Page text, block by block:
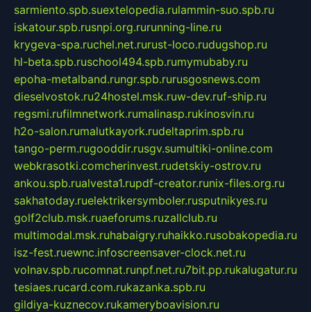
sarmiento.spb.suextelopedia.rulammin-suo.spb.ru
iskatour.spb.rusnpi.org.rurunning-line.ru
krygeva-spa.ruchel.net.rurust-loco.rudugshop.ru
hl-beta.spb.ruschool494.spb.rumymubaby.ru
epoha-metalband.rungr.spb.rurusgosnews.com
dieselvostok.ru24hostel.msk.ruw-dev.ruf-ship.ru
regsmi.rufilmnetwork.rumalinasp.rukinosvin.ru
h2o-salon.rumalutkayork.rudeltaprim.spb.ru
tango-perm.rugooddir.rusgv.sumultiki-online.com
webkrasotki.comcherinvest.rudetskiy-ostrov.ru
ankou.spb.rualvesta1.rupdf-creator.runix-files.org.ru
sakhatoday.ruelektrikersymboler.rusputnikyes.ru
golf2club.msk.ruaeforums.ruzallclub.ru
multimodal.msk.ruhabaigry.ruhaikko.rusobakopedia.ru
isz-fest.ruewnc.infoscreensaver-clock.net.ru
volnav.spb.rucomnat.runpf.net.ru7bit.pp.rukalugatur.ru
tesiaes.rucard.com.rukazanka.spb.ru
gildiya-kuznecov.rukameryboavision.ru